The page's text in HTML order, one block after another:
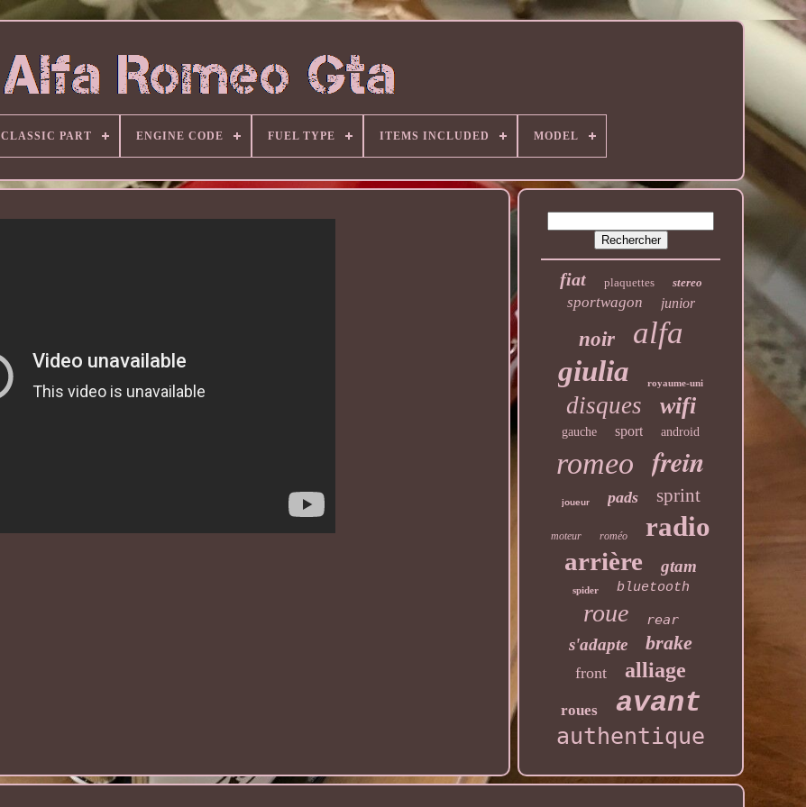
CLASSIC PART ENGINE CODE FUEL TYPE ITEMS INCLUDED MODEL
fiat plaquettes stereo
sportwagon junior
noir alfa
giulia royaume-uni
disques wifi
gauche sport android
romeo frein
joueur pads sprint
moteur roméo radio
arrière gtam
spider bluetooth
roue rear
s'adapte brake
front alliage
roues avant
authentique